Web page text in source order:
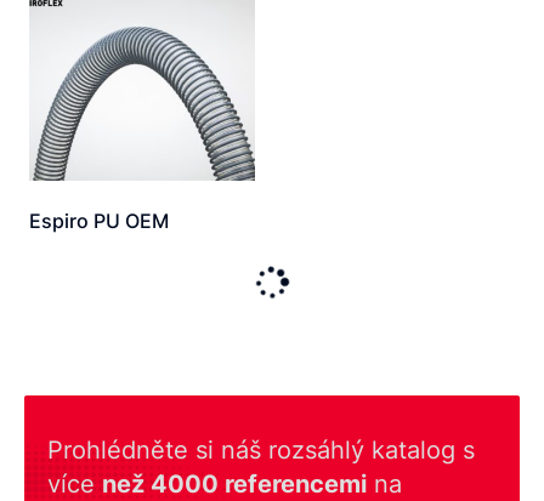
Espiro PU OEM
Prohlédněte si náš rozsáhlý katalog s
více než 4000 referencemi na